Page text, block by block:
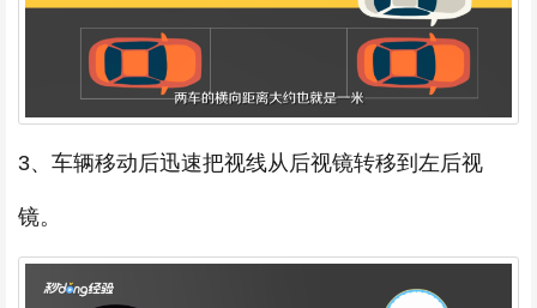
3、车辆移动后迅速把视线从后视镜转移到左后视
镜。